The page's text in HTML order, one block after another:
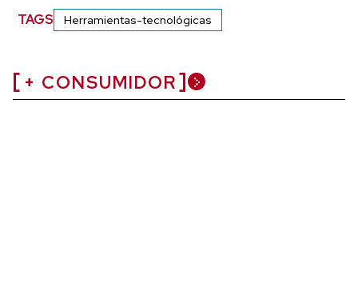
TAGS Herramientas-tecnológicas
+ CONSUMIDOR